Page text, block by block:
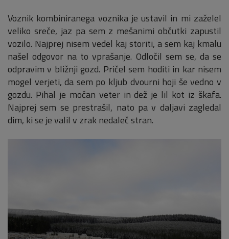
Voznik kombiniranega voznika je ustavil in mi zaželel
veliko sreče, jaz pa sem z mešanimi občutki zapustil
vozilo. Najprej nisem vedel kaj storiti, a sem kaj kmalu
našel odgovor na to vprašanje. Odločil sem se, da se
odpravim v bližnji gozd. Pričel sem hoditi in kar nisem
mogel verjeti, da sem po kljub dvourni hoji še vedno v
gozdu. Pihal je močan veter in dež je lil kot iz škafa.
Najprej sem se prestrašil, nato pa v daljavi zagledal
dim, ki se je valil v zrak nedaleč stran.